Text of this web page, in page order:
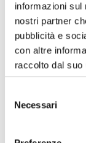
informazioni sul
nostri partner
pubblicità e
con altre
raccolto dal
delNecessari
1Q 2009
CALL